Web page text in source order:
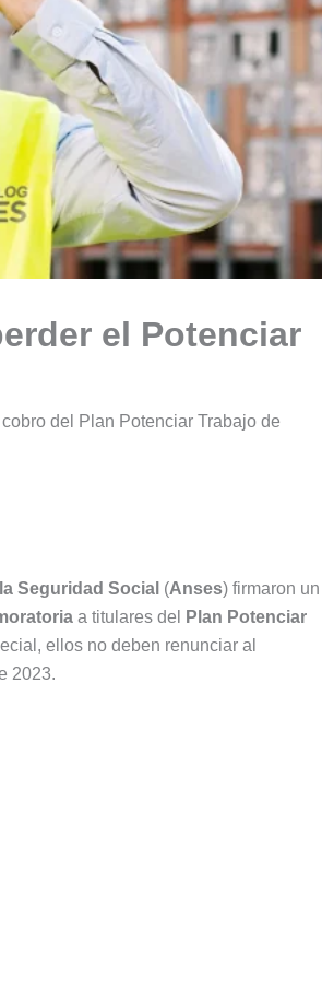
el Potenciar
del Plan Potenciar Trabajo de
Seguridad Social (Anses) firmaron un
a titulares del
Plan Potenciar
ellos no deben renunciar al
2023.